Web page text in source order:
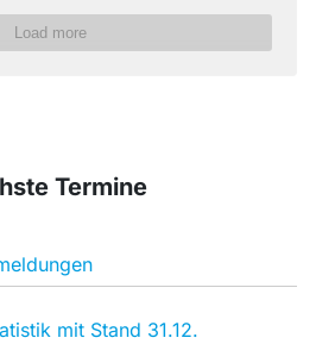
Load more
Termine
mit Stand 31.12.